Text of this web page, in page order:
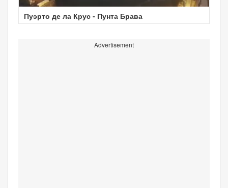
Пуэрто де ла Крус - Пунта Брава
Advertisement